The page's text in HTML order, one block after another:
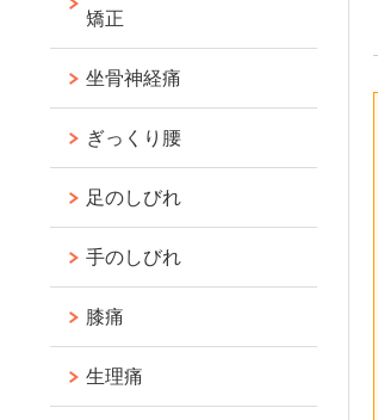
矯正
坐骨神経痛
ぎっくり腰
足のしびれ
手のしびれ
膝痛
生理痛